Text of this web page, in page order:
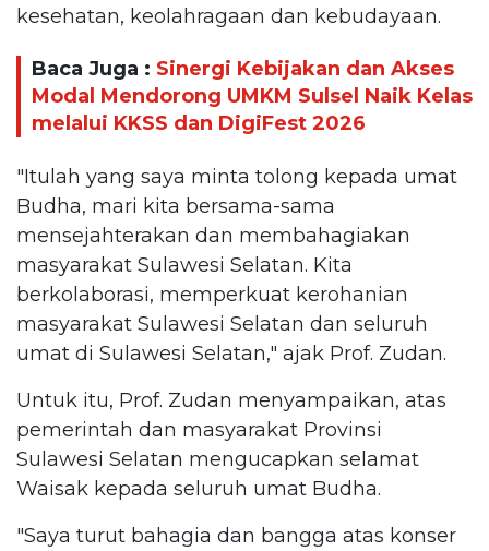
kesehatan, keolahragaan dan kebudayaan.
Baca Juga : Sinergi Kebijakan dan Akses
Modal Mendorong UMKM Sulsel Naik Kelas
melalui KKSS dan DigiFest 2026
"Itulah yang saya minta tolong kepada umat
Budha, mari kita bersama-sama
mensejahterakan dan membahagiakan
masyarakat Sulawesi Selatan. Kita
berkolaborasi, memperkuat kerohanian
masyarakat Sulawesi Selatan dan seluruh
umat di Sulawesi Selatan," ajak Prof. Zudan.
Untuk itu, Prof. Zudan menyampaikan, atas
pemerintah dan masyarakat Provinsi
Sulawesi Selatan mengucapkan selamat
Waisak kepada seluruh umat Budha.
"Saya turut bahagia dan bangga atas konser